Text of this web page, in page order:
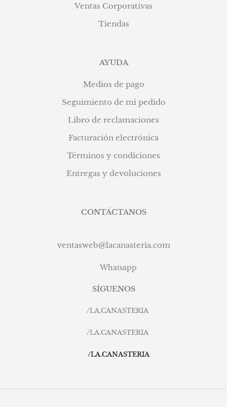
Ventas Corporativas
Tiendas
AYUDA
Medios de pago
Seguimiento de mi pedido
Libro de reclamaciones
Facturación electrónica
Términos y condiciones
Entregas y devoluciones
CONTÁCTANOS
ventasweb@lacanasteria.com
Whatsapp
SÍGUENOS
/LA.CANASTERIA
/LA.CANASTERIA
/LA.CANASTERIA